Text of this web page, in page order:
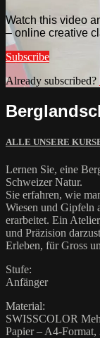
Watch this video
– online creative
Subscribe
Already subscribed?
ALLE UNSERE
Lernen Sie, eine
Schweizer Natur.
Sie erfahren, wie
Wiesen und Gipfeln
erarbeitet. Ein
und Präzision
Erleben, für Gross
Stufe:
Anfänger
Material:
SWISSCOLOR
Papier – A4-Format,